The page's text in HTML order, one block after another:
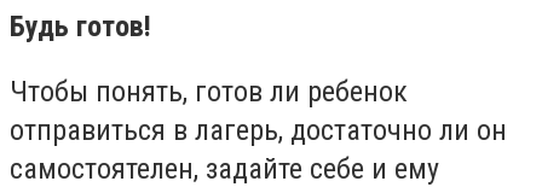
Будь готов!
Чтобы понять, готов ли ребенок
отправиться в лагерь, достаточно ли он
самостоятелен, задайте себе и ему